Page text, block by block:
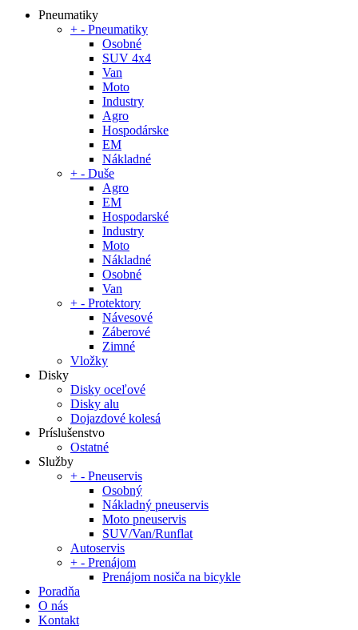
Pneumatiky
+ - Pneumatiky
Osobné
SUV 4x4
Van
Moto
Industry
Agro
Hospodárske
EM
Nákladné
+ - Duše
Agro
EM
Hospodarské
Industry
Moto
Nákladné
Osobné
Van
+ - Protektory
Návesové
Záberové
Zimné
Vložky
Disky
Disky oceľové
Disky alu
Dojazdové kolesá
Príslušenstvo
Ostatné
Služby
+ - Pneuservis
Osobný
Nákladný pneuservis
Moto pneuservis
SUV/Van/Runflat
Autoservis
+ - Prenájom
Prenájom nosiča na bicykle
Poradňa
O nás
Kontakt